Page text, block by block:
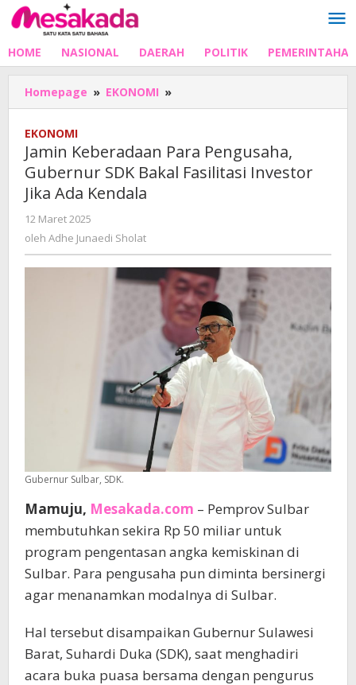
Lewati
ke
HOME NASIONAL DAERAH POLITIK
Homepage » EKONOMI »
Keberadaan
Gubernur
SDK
Ada
Kendala
EKONOMI
Jamin Keberadaan Para Pengusaha,
Gubernur SDK Bakal Fasilitasi Investor
Jika Ada Kendala
12 Maret 2025
Adhe
oleh Adhe Junaedi Sholat
Gubernur Sulbar, SDK.
Mamuju, Mesakada.com – Pemprov Sulbar
membutuhkan sekira Rp 50 miliar untuk
program pengentasan angka kemiskinan di
Sulbar. Para pengusaha pun diminta bersinergi
agar menanamkan modalnya di Sulbar.
Hal tersebut disampaikan Gubernur Sulawesi
Barat, Suhardi Duka (SDK), saat menghadiri
acara buka puasa bersama dengan pengurus